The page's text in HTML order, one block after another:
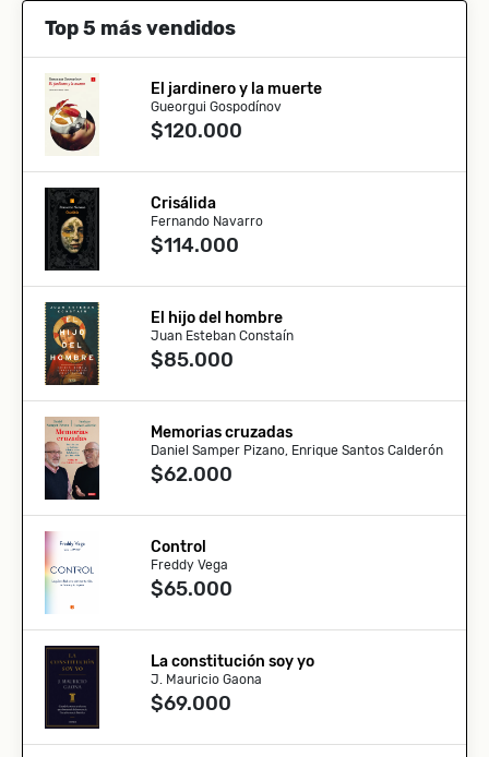
Top 5 más vendidos
El jardinero y la muerte
Gueorgui Gospodínov
$120.000
Crisálida
Fernando Navarro
$114.000
El hijo del hombre
Juan Esteban Constaín
$85.000
Memorias cruzadas
Daniel Samper Pizano, Enrique Santos Calderón
$62.000
Control
Freddy Vega
$65.000
La constitución soy yo
J. Mauricio Gaona
$69.000